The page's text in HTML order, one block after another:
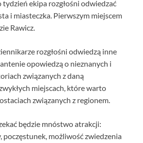
tydzień ekipa rozgłośni odwiedzać
i miasteczka. Pierwszym miejscem
Rawicz.
rozgłośni odwiedzą inne
opowiedzą o nieznanych i
związanych z daną
miejscach, które warto
związanych z regionem.
będzie mnóstwo atrakcji:
poczęstunek, możliwość zwiedzenia